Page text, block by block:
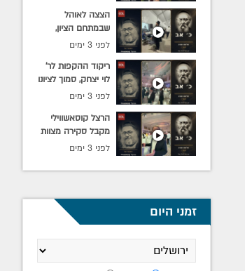
ההילולא: "מרגש עד
דמעות"
הצצה לאוהל
שבמתחם הציון,
שהוקם לרווחת אלפי
את המקום לרגל יום
ההילולא.
לפני 3 ימים
ריקוד ההקפות לר׳
לוי יצחק, סמוך לציונו
באלמא־אטא בליל כ׳
לפני 3 ימים
הרצל קוסאשווילי
מקבל סקירה מצוות
ההפקה ומציג את
לקראת מעמד כ׳ אב
לפני 3 ימים
זמני היום